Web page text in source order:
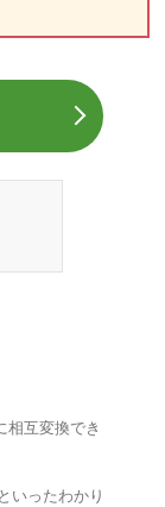
相互変換でき
いったわかり